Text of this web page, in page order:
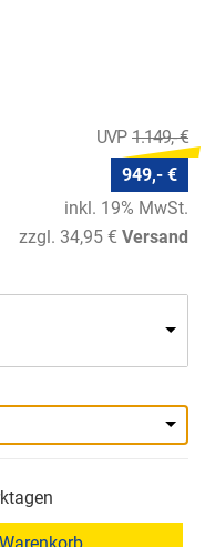
1.149,- €
949,- €
inkl. 19% MwSt.
zzgl. 34,95 € Versand